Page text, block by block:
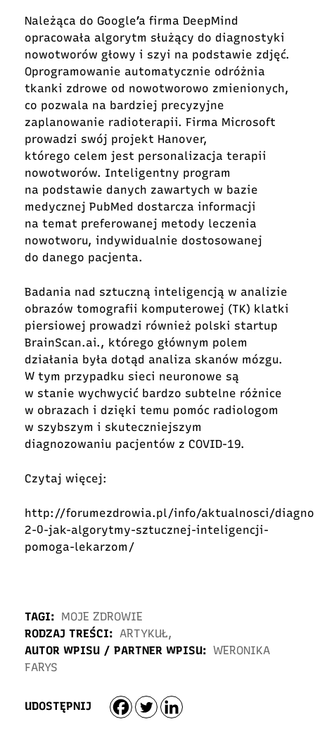
Należąca do Google’a firma DeepMind
opracowała algorytm służący do diagnostyki
nowotworów głowy i szyi na podstawie zdjęć.
Oprogramowanie automatycznie odróżnia
tkanki zdrowe od nowotworowo zmienionych,
co pozwala na bardziej precyzyjne
zaplanowanie radioterapii. Firma Microsoft
prowadzi swój projekt Hanover,
którego celem jest personalizacja terapii
nowotworów. Inteligentny program
na podstawie danych zawartych w bazie
medycznej PubMed dostarcza informacji
na temat preferowanej metody leczenia
nowotworu, indywidualnie dostosowanej
do danego pacjenta.
Badania nad sztuczną inteligencją w analizie
obrazów tomografii komputerowej (TK) klatki
piersiowej prowadzi również polski startup
BrainScan.ai., którego głównym polem
działania była dotąd analiza skanów mózgu.
W tym przypadku sieci neuronowe są
w stanie wychwycić bardzo subtelne różnice
w obrazach i dzięki temu pomóc radiologom
w szybszym i skuteczniejszym
diagnozowaniu pacjentów z COVID-19.
Czytaj więcej:
http://forumezdrowia.pl/info/aktualnosci/
2-0-jak-algorytmy-sztucznej-inteligencji-
pomoga-lekarzom/
TAGI: MOJE ZDROWIE
RODZAJ TREŚCI: ARTYKUŁ,
AUTOR WPISU / PARTNER WPISU: WERONIKA
FARYS
UDOSTĘPNIJ